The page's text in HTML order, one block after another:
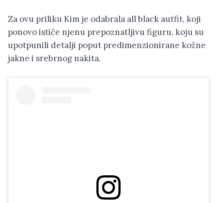
Za ovu priliku Kim je odabrala all black autfit, koji
ponovo ističe njenu prepoznatljivu figuru, koju su
upotpunili detalji poput predimenzionirane kožne
jakne i srebrnog nakita.